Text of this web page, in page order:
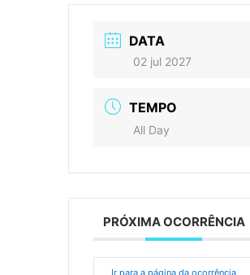
DATA
02 jul 2027
TEMPO
All Day
PRÓXIMA OCORRÊNCIA
Ir para a página da ocorrência